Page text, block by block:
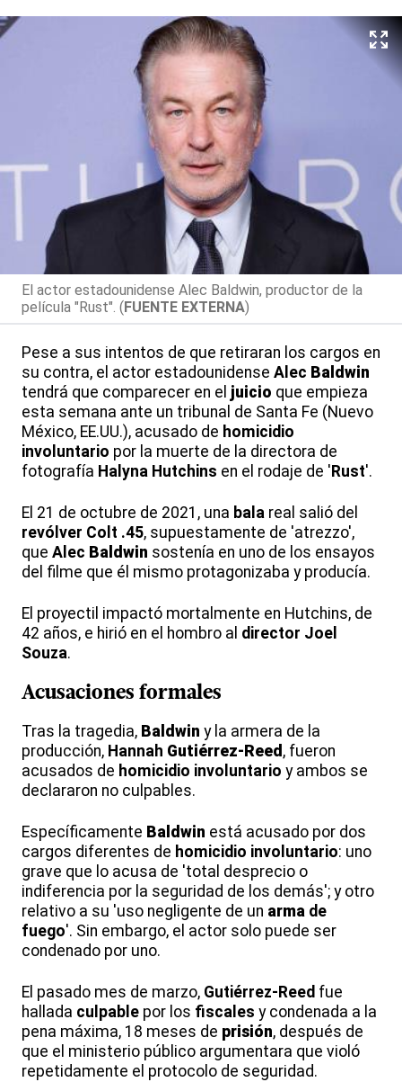
El actor estadounidense Alec Baldwin, productor de la
película "Rust". (FUENTE EXTERNA)
Pese a sus intentos de que retiraran los cargos en
su contra, el actor estadounidense Alec Baldwin
tendrá que comparecer en el juicio que empieza
esta semana ante un tribunal de Santa Fe (Nuevo
México, EE.UU.), acusado de homicidio
involuntario por la muerte de la directora de
fotografía Halyna Hutchins en el rodaje de ' Rust'.
El 21 de octubre de 2021, una bala real salió del
revólver Colt .45, supuestamente de 'atrezzo',
que Alec Baldwin sostenía en uno de los ensayos
del filme que él mismo protagonizaba y producía.
El proyectil impactó mortalmente en Hutchins, de
42 años, e hirió en el hombro al director Joel
Souza.
Acusaciones formales
Tras la tragedia, Baldwin y la armera de la
producción, Hannah Gutiérrez-Reed , fueron
acusados de homicidio involuntario y ambos se
declararon no culpables.
Específicamente Baldwin está acusado por dos
cargos diferentes de homicidio involuntario: uno
grave que lo acusa de 'total desprecio o
indiferencia por la seguridad de los demás'; y otro
relativo a su 'uso negligente de un arma de
fuego'. Sin embargo, el actor solo puede ser
condenado por uno.
El pasado mes de marzo, Gutiérrez-Reed fue
hallada culpable por los fiscales y condenada a la
pena máxima, 18 meses de prisión, después de
que el ministerio público argumentara que violó
repetidamente el protocolo de seguridad.